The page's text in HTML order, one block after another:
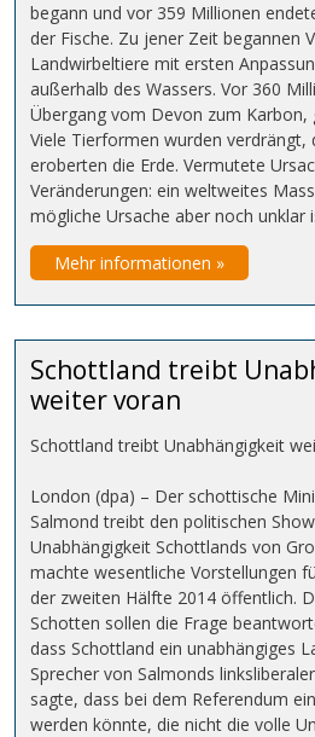
begann und vor 359 Millionen
der Fische. Zu jener Zeit begannen
Landwirbeltiere mit ersten
außerhalb des Wassers. Vor 360
Übergang vom Devon zum Karbon,
Viele Tierformen wurden verdrängt,
eroberten die Erde. Vermutete
Veränderungen: ein weltweites
mögliche Ursache aber noch unklar
Mehr informationen »
Schottland treibt
weiter voran
Schottland treibt Unabhängigkeit
London (dpa) – Der schottische
Salmond treibt den politischen
Unabhängigkeit Schottlands von
machte wesentliche Vorstellungen
der zweiten Hälfte 2014 öffentlich.
Schotten sollen die Frage
dass Schottland ein unabhängiges
Sprecher von Salmonds
sagte, dass bei dem Referendum
werden könnte, die nicht die volle